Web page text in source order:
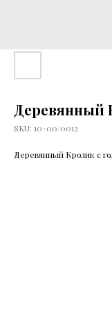
Деревянный
SKU: 10-00/0012
Деревянный Кролик с